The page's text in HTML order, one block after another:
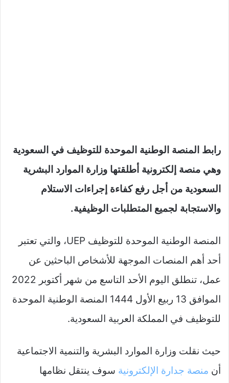
رابط المنصة الوطنية الموحدة للتوظيف في السعودية
وهي منصة إلكترونية أطلقتها وزارة الموارد البشرية
السعودية من أجل رفع كفاءة إجراءات الاستلام
والاستجابة لجميع المتطلبات الوظيفية.
المنصة الوطنية الموحدة للتوظيف UEP، والتي تعتبر
أحد أهم المنصات الموجهة للأشخاص الباحثين عن
عمل، تنطلق اليوم الأحد التاسع من شهر أكتوبر 2022
الموافق 13 ربيع الأول 1444 المنصة الوطنية الموحدة
للتوظيف في المملكة العربية السعودية.
حيث نقلت وزارة الموارد البشرية والتنمية الاجتماعية
أن منصة جدارة الإلكترونية سوف ينتقل نظامها